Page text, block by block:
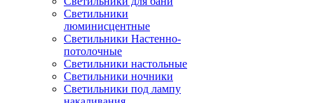
Светильники
люминисцентные
Светильники Настенно-
потолочные
Светильники настольные
Светильники ночники
Светильники под лампу